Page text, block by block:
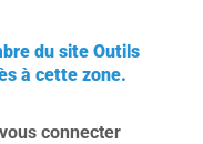
du site Outils
à cette zone.
connecter